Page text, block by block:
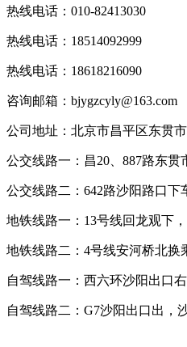
热线电话：010-82413030
热线电话：18514092999
热线电话：18618216090
咨询邮箱：bjygzcyly@163.com
公司地址：北京市昌平区东贯
公交线路一：昌20、887路东贯
公交线路二：642路沙阳路口下
地铁线路一：13号线回龙观下
地铁线路二：4号线安河桥北换
自驾线路一：西六环沙阳出口
自驾线路二：G7沙阳出口出，